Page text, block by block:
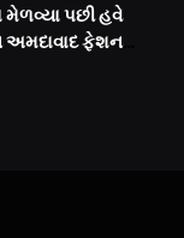
પછી હવે
ફેશન
કરશે